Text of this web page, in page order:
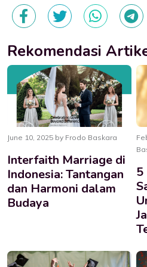
Rekomendasi
June 10, 2025 by Frodo Baskara
Interfaith Marriage di
Indonesia: Tantangan
dan Harmoni dalam
Budaya
5